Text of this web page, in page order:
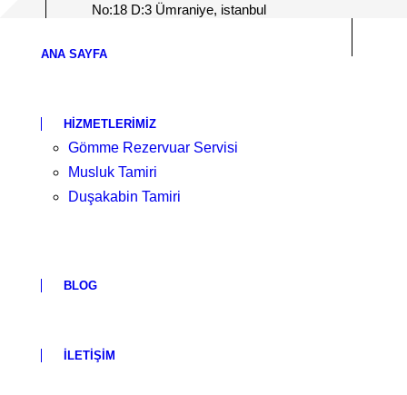
No:18 D:3 Ümraniye, istanbul
ANA SAYFA
HIZMETLERIMIZ
Gömme Rezervuar Servisi
Musluk Tamiri
Duşakabin Tamiri
BLOG
İLETIŞIM